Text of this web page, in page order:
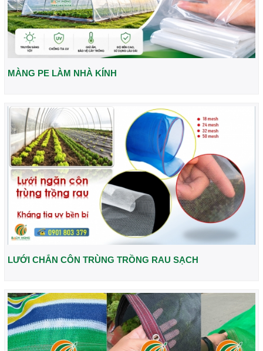
MÀNG PE LÀM NHÀ KÍNH
LƯỚI CHẮN CÔN TRÙNG TRỒNG RAU SẠCH